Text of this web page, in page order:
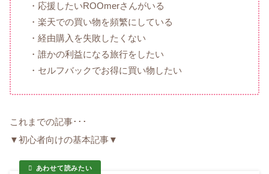
・応援したいROOmerさんがいる
・楽天での買い物を頻繁にしている
・経由購入を失敗したくない
・誰かの利益になる旅行をしたい
・セルフバックでお得に買い物したい
これまでの記事･･･
▼初心者向けの基本記事▼